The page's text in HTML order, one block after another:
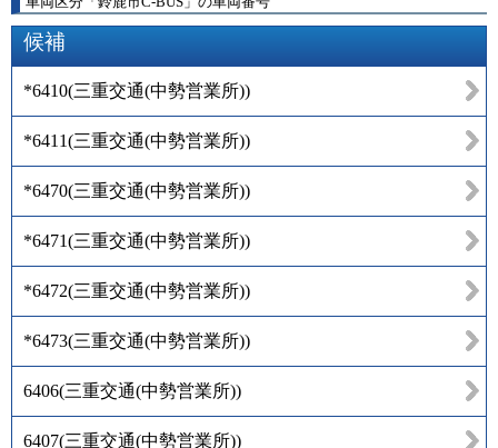
候補
*6410(三重交通(中勢営業所))
*6411(三重交通(中勢営業所))
*6470(三重交通(中勢営業所))
*6471(三重交通(中勢営業所))
*6472(三重交通(中勢営業所))
*6473(三重交通(中勢営業所))
6406(三重交通(中勢営業所))
6407(三重交通(中勢営業所))